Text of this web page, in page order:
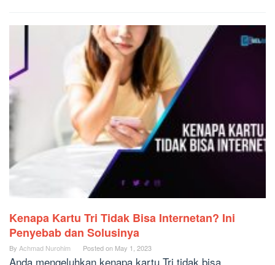
Kenapa Kartu Tri Tidak Bisa Internetan? Ini
Penyebab dan Solusinya
By Achmad Nurohim Posted on May 1, 2023
Anda mengeluhkan kenapa kartu Tri tidak bisa